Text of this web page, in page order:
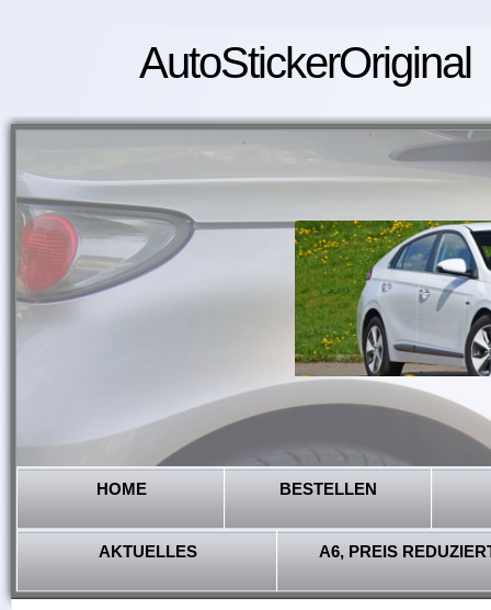
AutoStickerOriginal
HOME BESTELLEN
AKTUELLES A6, PREIS